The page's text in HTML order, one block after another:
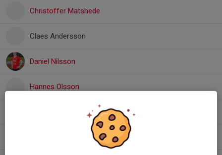
Christoffer Matshede
Claes Andersson
Daniel Nilsson
Hannes Olsson